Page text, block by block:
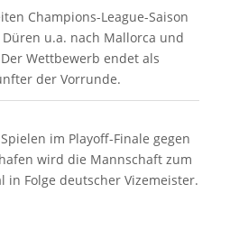
Champions-League-Saison
u.a. nach Mallorca und
Wettbewerb endet als
der Vorrunde.
im Playoff-Finale gegen
wird die Mannschaft zum
in Folge deutscher Vizemeister.